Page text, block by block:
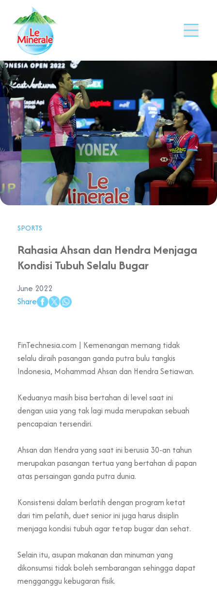
SPORTS
Rahasia Ahsan dan Hendra Menjaga
Kondisi Tubuh Selalu Bugar
June 2022
Share
FinTechnesia.com | Kemenangan memang tidak
selalu diraih pasangan ganda putra bulu tangkis
Indonesia, Mohammad Ahsan dan Hendra Setiawan.
Keduanya masih bisa bertahan di level saat ini
dengan usia yang tak lagi muda merupakan sebuah
pencapaian tersendiri.
Ahsan dan Hendra yang saat ini berusia 30-an tahun
merupakan pasangan tertua yang bertahan di papan
atas persaingan ganda putra dunia.
Konsistensi dalam berlatih dengan program ketat
dari tim pelatih, duet senior ini juga harus disiplin
menjaga kondisi tubuh agar tetap bugar dan sehat.
Selain itu, asupan makanan dan minuman yang
dikonsumsi tidak boleh sembarangan sehingga dapat
mengganggu kebugaran fisik.